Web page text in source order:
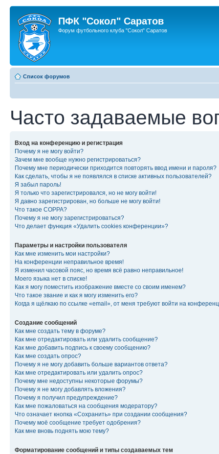
ПФК "Сокол" Саратов
Форум футбольного клуба "Сокол" Саратов
Список форумов
Часто задаваемые
Вход на конференцию и регистрация
Почему я не могу войти?
Зачем мне вообще нужно регистрироваться?
Почему мне периодически приходится повторять ввод имени и пароля?
Как сделать, чтобы я не появлялся в списке активных пользователей?
Я забыл пароль!
Я только что зарегистрировался, но не могу войти!
Я давно зарегистрирован, но больше не могу войти!
Что такое COPPA?
Почему я не могу зарегистрироваться?
Что делает функция «Удалить cookies конференции»?
Параметры и настройки пользователя
Как мне изменить мои настройки?
На конференции неправильное время!
Я изменил часовой пояс, но время всё равно неправильное!
Моего языка нет в списке!
Как я могу поместить изображение вместе со своим именем?
Что такое звание и как я могу изменить его?
Когда я щёлкаю по ссылке «email», от меня требуют войти на
Создание сообщений
Как мне создать тему в форуме?
Как мне отредактировать или удалить сообщение?
Как мне добавить подпись к своему сообщению?
Как мне создать опрос?
Почему я не могу добавить больше вариантов ответа?
Как мне отредактировать или удалить опрос?
Почему мне недоступны некоторые форумы?
Почему я не могу добавлять вложения?
Почему я получил предупреждение?
Как мне пожаловаться на сообщения модератору?
Что означает кнопка «Сохранить» при создании сообщения?
Почему моё сообщение требует одобрения?
Как мне вновь поднять мою тему?
Форматирование сообщений и типы создаваемых тем